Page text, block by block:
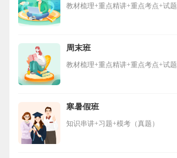
教材梳理+重点精讲+重点考点+试题
周末班
教材梳理+重点精讲+重点考点+试题
寒暑假班
知识串讲+习题+模考（真题）